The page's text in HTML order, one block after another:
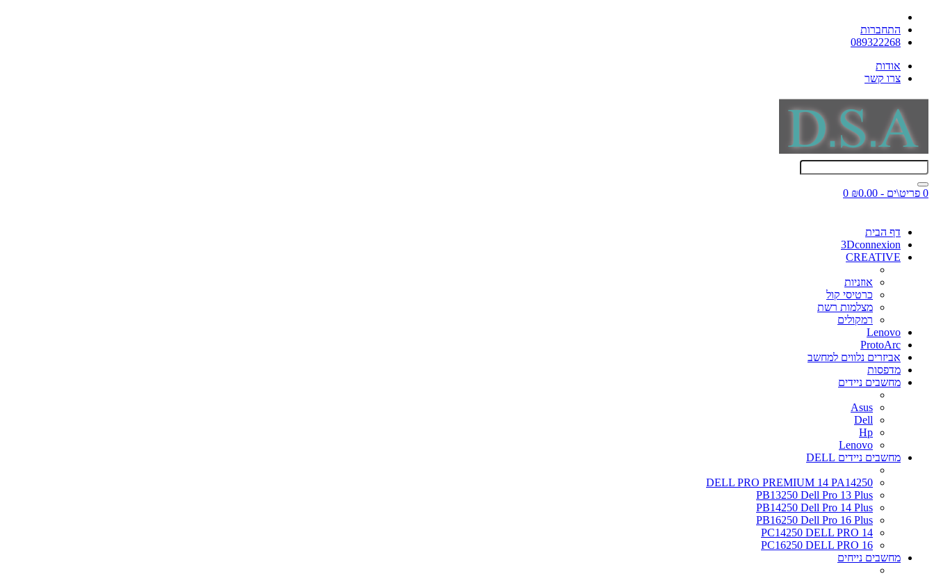
התחברות
089322268
אודות
צרו קשר
0 פריט\ים - ₪0.00 0
דף הבית
3Dconnexion
CREATIVE
אוזניות
כרטיסי קול
מצלמות רשת
רמקולים
Lenovo
ProtoArc
אביזרים נלווים למחשב
מדפסות
מחשבים ניידים
Asus
Dell
Hp
Lenovo
מחשבים ניידים DELL
DELL PRO PREMIUM 14 PA14250
PB13250 Dell Pro 13 Plus
PB14250 Dell Pro 14 Plus
PB16250 Dell Pro 16 Plus
PC14250 DELL PRO 14
PC16250 DELL PRO 16
מחשבים נייחים